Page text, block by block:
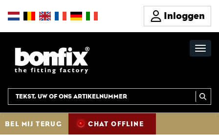
Inloggen
BEL MIJ TERUG CHAT OFFLINE